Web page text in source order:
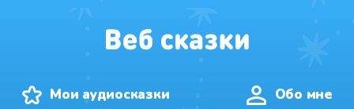
Мои аудиосказки Обо мне